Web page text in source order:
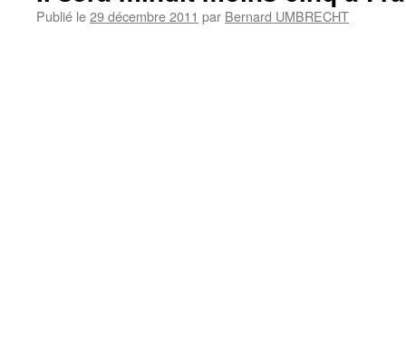
Publié le29 décembre 2011 par Bernard UMBRECHT